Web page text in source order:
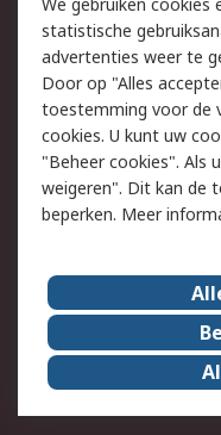
Track & Trace
Wettelijk
Cookiebeleid
Privacybeleid
Algemene
Over RS
RS Group
RS wereldwijd
ESG
statistische
advertenties weer te
Door op "Alles
toestemming voor de
cookies. U kunt uw
"Beheer cookies". Als
weigeren". Dit kan de
beperken. Meer